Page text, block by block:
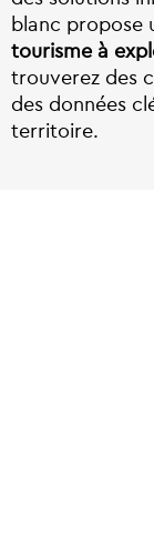
blanc propose
tourisme à
trouverez des
des données
territoire.